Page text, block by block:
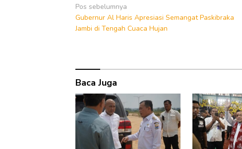
Navigasi
pos
Pos sebelumnya
Gubernur Al Haris Apresiasi Semangat Paskibraka
Jambi di Tengah Cuaca Hujan
Baca Juga